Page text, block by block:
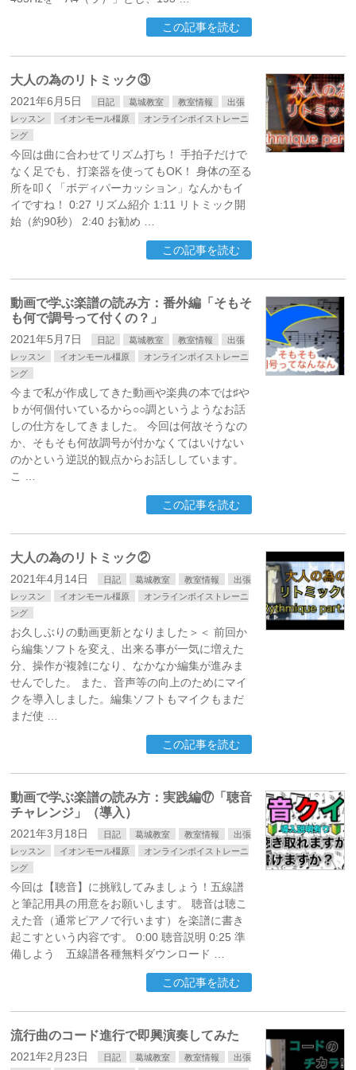
この記事を読む
大人の為のリトミック③
2021年6月5日 日記 葛城教室 教室情報
出張
レッスン
イオンモール橿原
オンラインボイストレーニ
ング
今回は曲に合わせてリズム打ち！ 手拍子だけで
なく足でも、打楽器を使ってもOK！ 身体の至る
所を叩く「ボディパーカッション」なんかもイ
イですね！ 0:27 リズム紹介 1:11 リトミック開
始（約90秒） 2:40 お勧め …
この記事を読む
動画で学ぶ楽譜の読み方：番外編「そもそ
も何で調号って付くの？」
2021年5月7日 日記 葛城教室 教室情報
出張
レッスン
イオンモール橿原
オンラインボイストレーニ
ング
今まで私が作成してきた動画や楽典の本では♯や
♭が何個付いているから○○調というようなお話
しの仕方をしてきました。 今回は何故そうなの
か、そもそも何故調号が付かなくてはいけない
のかという逆説的観点からお話ししています。
こ …
この記事を読む
大人の為のリトミック②
2021年4月14日 日記 葛城教室 教室情報
出張
レッスン
イオンモール橿原
オンラインボイストレーニ
ング
お久しぶりの動画更新となりました＞＜ 前回か
ら編集ソフトを変え、出来る事が一気に増えた
分、操作が複雑になり、なかなか編集が進みま
せんでした。 また、音声等の向上のためにマイ
クを導入しました。編集ソフトもマイクもまだ
まだ使 …
この記事を読む
動画で学ぶ楽譜の読み方：実践編⑰「聴音
チャレンジ」（導入）
2021年3月18日 日記 葛城教室 教室情報
出張
レッスン
イオンモール橿原
オンラインボイストレーニ
ング
今回は【聴音】に挑戦してみましょう！五線譜
と筆記用具の用意をお願いします。 聴音は聴こ
えた音（通常ピアノで行います）を楽譜に書き
起こすという内容です。 0:00 聴音説明 0:25 準
備しよう 五線譜各種無料ダウンロード …
この記事を読む
流行曲のコード進行で即興演奏してみた
2021年2月23日 日記 葛城教室 教室情報
出張